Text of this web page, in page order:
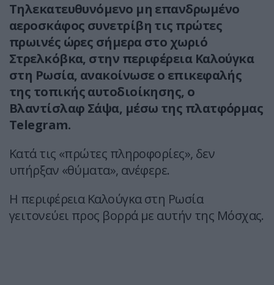
Τηλεκατευθυνόμενο μη επανδρωμένο
αεροσκάφος συνετρίβη τις πρώτες
πρωινές ώρες σήμερα στο χωριό
Στρελκόβκα, στην περιφέρεια Καλούγκα
στη Ρωσία, ανακοίνωσε ο επικεφαλής
της τοπικής αυτοδιοίκησης, ο
Βλαντίσλαφ Σάψα, μέσω της πλατφόρμας
Telegram.
Κατά τις «πρώτες πληροφορίες», δεν
υπήρξαν «θύματα», ανέφερε.
Η περιφέρεια Καλούγκα στη Ρωσία
γειτονεύει προς βορρά με αυτήν της Μόσχας.